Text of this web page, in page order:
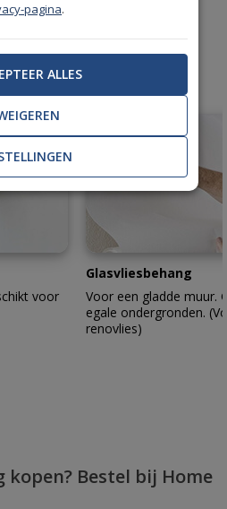
met professioneel
voor
Glasvliesbehang
Voor een gladde muur.
egale ondergronden.
renovlies)
kopen? Bestel bij Home
pagina.
ALLES